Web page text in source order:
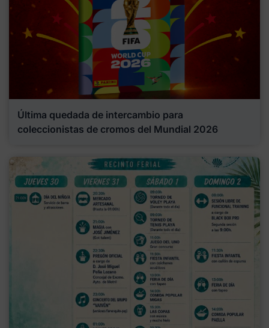
Última quedada de intercambio para
coleccionistas de cromos del Mundial 2026